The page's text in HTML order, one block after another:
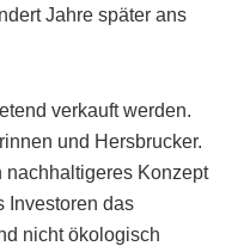
Jahre später ans
verkauft werden.
und Hersbrucker.
nachhaltigeres Konzept
Investoren das
nicht ökologisch